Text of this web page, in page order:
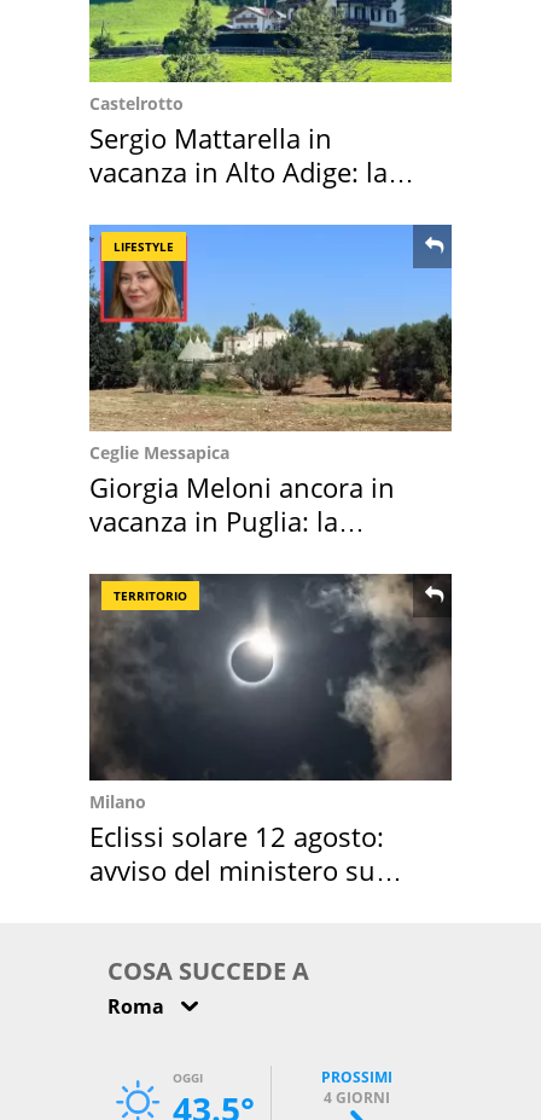
Castelrotto
Sergio Mattarella in
vacanza in Alto Adige: la
LIFESTYLE
Ceglie Messapica
Giorgia Meloni ancora in
vacanza in Puglia: la
TERRITORIO
Milano
Eclissi solare 12 agosto:
avviso del ministero su